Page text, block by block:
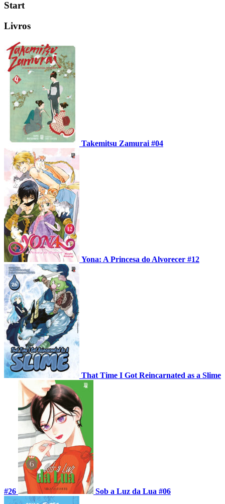
Start
Livros
Takemitsu Zamurai #04
Yona: A Princesa do Alvorecer #12
That Time I Got Reincarnated as a Slime
#26 Sob a Luz da Lua #06